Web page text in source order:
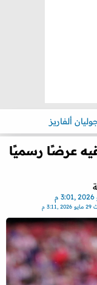
ألفاريز
عرضًا رسميًا
29 مايو 2026 ,3:11 م